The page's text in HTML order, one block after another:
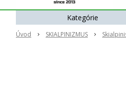
Úvod SKIALPINIZMUS
Kategórie